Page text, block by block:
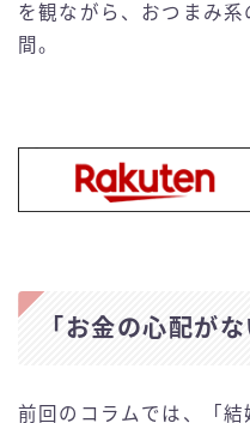
を観ながら、おつまみ
間。
「お金の心配が
前回のコラムでは、「